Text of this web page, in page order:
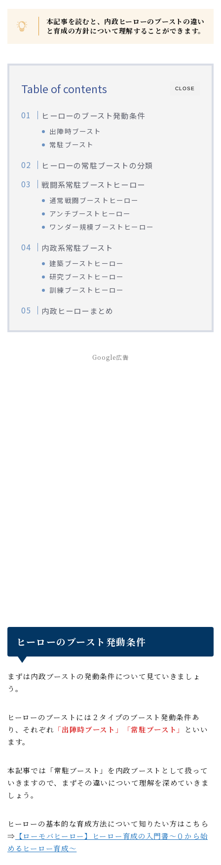
本記事を読むと、内政ヒーローのブーストの違い
と育成の方針について理解することができます。
CLOSE
Table of contents
ヒーローのブースト発動条件
出陣時ブースト
常駐ブースト
ヒーローの常駐ブーストの分類
戦闘系常駐ブーストヒーロー
通常戦闘ブーストヒーロー
アンチブーストヒーロー
ワンダー規模ブーストヒーロー
内政系常駐ブースト
建築ブーストヒーロー
研究ブーストヒーロー
訓練ブーストヒーロー
内政ヒーローまとめ
Google広告
ヒーローのブースト発動条件
まずは内政ブーストの発動条件について見ていきましょ
う。
ヒーローのブーストには２タイプのブースト発動条件あ
り、それぞれ 「出陣時ブースト」「常駐ブースト」
といい
ます。
本記事では「常駐ブースト」を内政ブーストとして扱って
いきますので、まずその違いについて理解を深めていきま
しょう。
ヒーローの基本的な育成方法について知りたい方はこちら
⇒ 【ローモバヒーロー】ヒーロー育成の入門書～０から始
めるヒーロー育成～